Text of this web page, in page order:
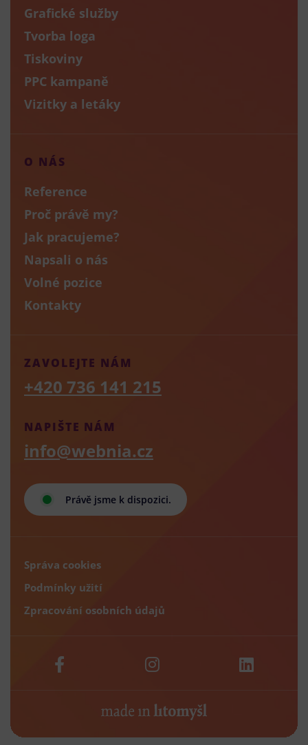
Grafické služby
Tvorba loga
Tiskoviny
PPC kampaně
Vizitky a letáky
O NÁS
Reference
Proč právě my?
Jak pracujeme?
Napsali o nás
Volné pozice
Kontakty
Právě jsme k dispozici.
NAPIŠTE NÁM
info@webnia.cz
ZAVOLEJTE NÁM
+420 736 141 215
Správa cookies
Podmínky užití
Zpracování osobních údajů